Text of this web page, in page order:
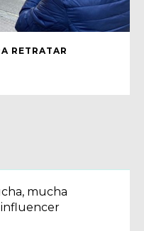
RETRATAR
mucha
influencer